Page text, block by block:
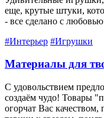
еще, крутые штуки,
- все сделано с
#Интерьер #Игрушки
Материалы для
С удовольствием
создаём чудо! Товары
огорчат Вас